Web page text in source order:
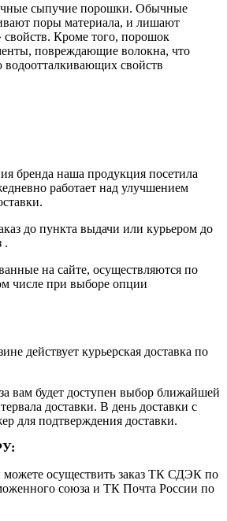
сыпучие порошки. Обычные
поры материала, и лишают
Кроме того, порошок
повреждающие волокна, что
свойств
бренда наша продукция посетила
работает над улучшением
до пункта выдачи или курьером до
.
на сайте, осуществляются по
числе при выборе опции
действует курьерская доставка по
вам будет доступен выбор ближайшей
доставки. В день доставки с
для подтверждения доставки.
осуществить заказ ТК СДЭК по
союза и ТК Почта России по